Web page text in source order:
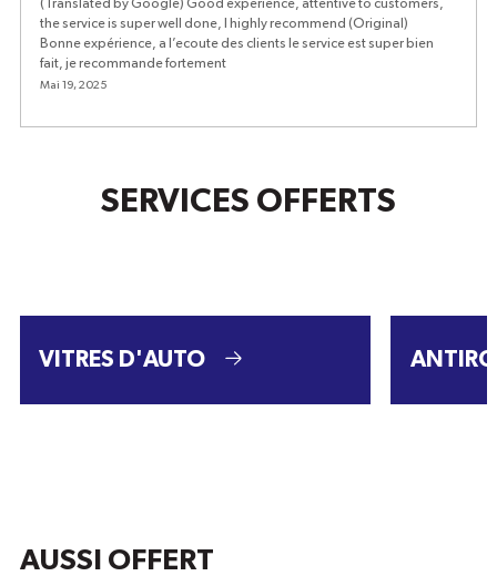
(Translated by Google) Good experience, attentive to customers,
the service is super well done, I highly recommend (Original)
Bonne expérience, a l’ecoute des clients le service est super bien
fait, je recommande fortement
Mai 19, 2025
SERVICES OFFERTS
VITRES D'AUTO
AUSSI OFFERT